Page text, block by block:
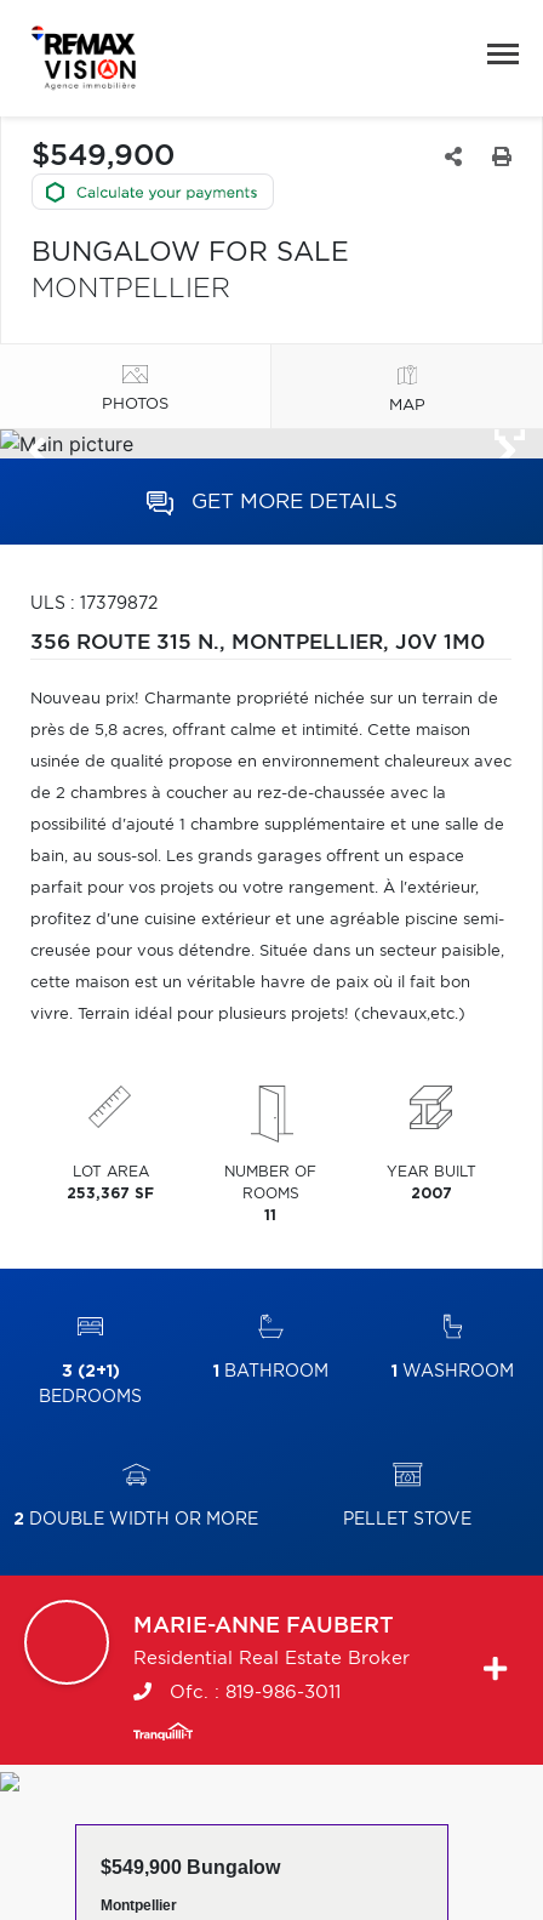
$549,900
BUNGALOW FOR SALE
MONTPELLIER
PHOTOS MAP
GET MORE DETAILS
ULS : 17379872
356 ROUTE 315 N., MONTPELLIER, J0V 1M0
Nouveau prix! Charmante propriété nichée sur un terrain de
près de 5,8 acres, offrant calme et intimité. Cette maison
usinée de qualité propose en environnement chaleureux avec
de 2 chambres à coucher au rez-de-chaussée avec la
possibilité d'ajouté 1 chambre supplémentaire et une salle de
bain, au sous-sol. Les grands garages offrent un espace
parfait pour vos projets ou votre rangement. À l'extérieur,
profitez d'une cuisine extérieur et une agréable piscine semi-
creusée pour vous détendre. Située dans un secteur paisible,
cette maison est un véritable havre de paix où il fait bon
vivre. Terrain idéal pour plusieurs projets! (chevaux,etc.)
LOT AREA
253,367 SF
NUMBER OF
ROOMS
11
YEAR BUILT
2007
3 (2+1)
BEDROOMS
1 BATHROOM 1 WASHROOM
2 DOUBLE WIDTH OR MORE PELLET STOVE
MARIE-ANNE FAUBERT
Residential Real Estate Broker
Ofc. : 819-986-3011
$549,900 Bungalow
Montpellier